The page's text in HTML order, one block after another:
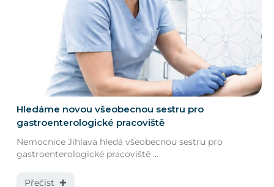
Hledáme novou všeobecnou sestru pro
gastroenterologické pracoviště
Nemocnice Jihlava hledá všeobecnou sestru pro
gastroenterologické pracoviště ...
Přečíst ✚